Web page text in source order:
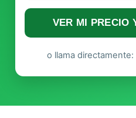
VER MI PRECIO
o llama directamente: